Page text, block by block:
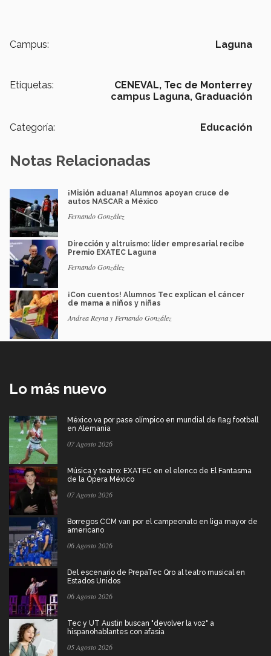
Campus: Laguna
Etiquetas: CENEVAL, Tec de Monterrey
campus Laguna, Graduación
Categoría: Educación
Notas Relacionadas
¡Misión aduana! Alumnos apoyan cruce de
autos NASCAR a México
Fernando González
Dirección y altruismo: líder empresarial recibe
Premio EXATEC Laguna
Fernando González
¡Con cuentos! Alumnos Tec explican el cáncer
de mama a niños y niñas
Andrea Reyna y Fernando González
Lo más nuevo
México va por pase olímpico en mundial de flag football
en Alemania
07 Agosto 2026
Música y teatro: EXATEC en el elenco de El Fantasma
de la Ópera México
07 Agosto 2026
Borregos CCM van por el campeonato en liga mayor de
americano
06 Agosto 2026
Del escenario de PrepaTec Qro al teatro musical en
Estados Unidos
06 Agosto 2026
Tec y UT Austin buscan "devolver la voz" a
hispanohablantes con afasia
05 Agosto 2026